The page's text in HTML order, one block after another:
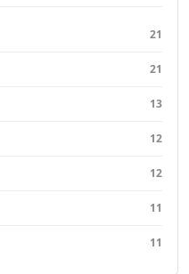
21
21
13
12
12
11
11